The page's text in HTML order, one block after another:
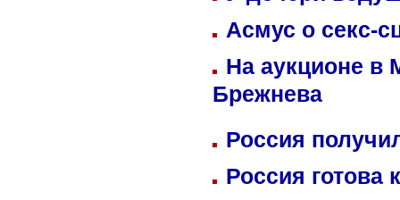
Асмус о секс-
На аукционе в
Брежнева
Россия
Россия готова